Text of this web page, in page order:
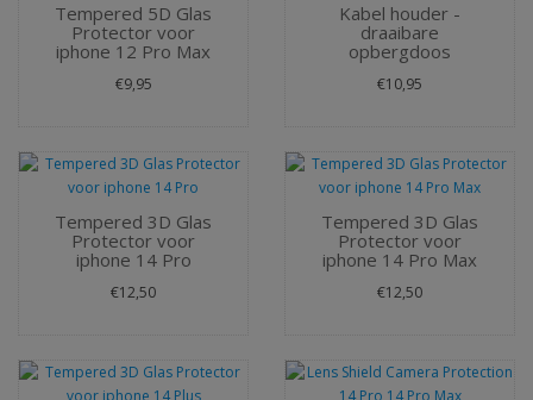
Tempered 5D Glas
Protector voor
iphone 12 Pro Max
€9,95
Kabel houder -
draaibare
opbergdoos
€10,95
Tempered 3D Glas
Protector voor
iphone 14 Pro
€12,50
Tempered 3D Glas
Protector voor
iphone 14 Pro Max
€12,50